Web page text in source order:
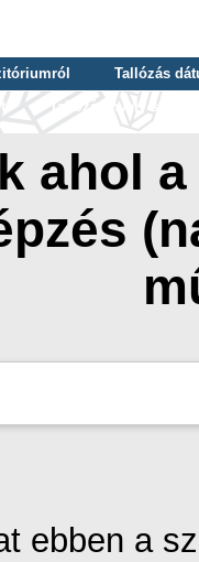
Tallózás
Tallózás nyelv szerint
ahol
ebben a